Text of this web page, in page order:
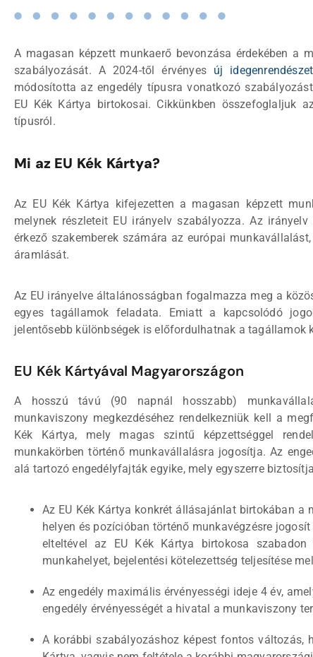
A magasan képzett munkaerő bevonzása érdekében a
szabályozását. A 2024-től érvényes új
módosította az engedély típusra vonatkozó
EU Kék Kártya birtokosai. Cikkünkben összefoglaljuk
típusról.
Mi az EU Kék Kártya?
Az EU Kék Kártya kifejezetten a magasan képzett
melynek részleteit EU irányelv szabályozza. Az
érkező szakemberek számára az európai
áramlását.
Az EU irányelve általánosságban fogalmazza meg a
egyes tagállamok feladata. Emiatt a kapcsolódó
jelentősebb különbségek is előfordulhatnak a tagállamok
EU Kék Kártyával Magyarországon
A hosszú távú (90 napnál hosszabb)
munkaviszony megkezdéséhez rendelkezniük kell a
Kék Kártya, mely magas szintű képzettséggel
munkakörben történő munkavállalásra jogosítja. Az
alá tartozó engedélyfajták egyike, mely egyszerre
Az EU Kék Kártya konkrét állásajánlat birtokában
helyen és pozícióban történő munkavégzésre
elteltével az EU Kék Kártya birtokosa
munkahelyet, bejelentési kötelezettség teljesítése
Az engedély maximális érvényességi ideje 4 év,
engedély érvényességét a hivatal a munkaviszony
A korábbi szabályozáshoz képest fontos változás,